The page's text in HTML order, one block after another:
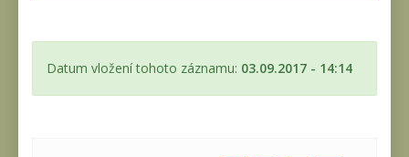
Datum vložení tohoto záznamu: 03.09.2017 - 14:14